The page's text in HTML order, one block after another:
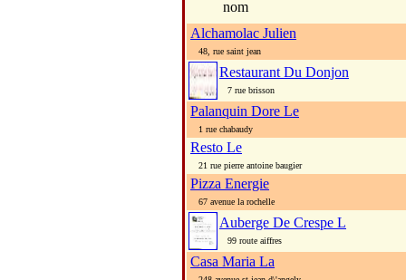
nom
Alchamolac Julien
48, rue saint jean
Restaurant Du Donjon
7 rue brisson
Palanquin Dore Le
1 rue chabaudy
Resto Le
21 rue pierre antoine baugier
Pizza Energie
67 avenue la rochelle
Auberge De Crespe L
99 route aiffres
Casa Maria La